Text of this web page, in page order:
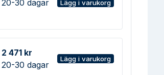
20-30 dagar
Lägg i varukorg
2 471 kr
20-30 dagar
Lägg i varukorg